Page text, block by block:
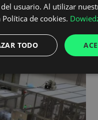
usuario. Al utilizar
de cookies.
TODO